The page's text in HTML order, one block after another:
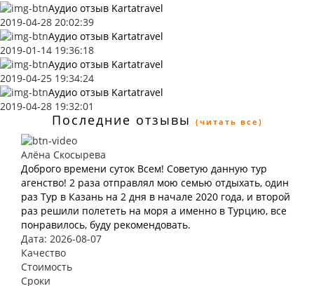
Аудио отзыв Kartatravel
2019-04-28 20:02:39
Аудио отзыв Kartatravel
2019-01-14 19:36:18
Аудио отзыв Kartatravel
2019-04-25 19:34:24
Аудио отзыв Kartatravel
2019-04-28 19:32:01
Последние отзывы (читать все)
Алёна Скосырева
Доброго времени суток Всем! Советую данную тур
агенство! 2 раза отправлял мою семью отдыхать, один
раз Тур в Казань на 2 дня в начале 2020 года, и второй
раз решили полететь на моря а именно в Турцию, все
понравилось, буду рекомендовать.
Дата: 2026-08-07
Качество
Стоимость
Сроки